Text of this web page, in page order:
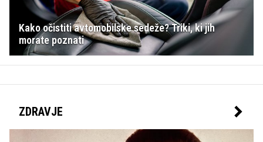
Kako očistiti avtomobilske sedeže? Triki, ki jih
morate poznati
ZDRAVJE